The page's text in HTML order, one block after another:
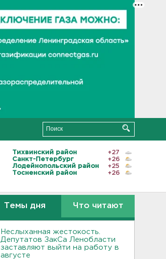
Тихвинский район
+27
Санкт-Петербург
+26
Лодейнопольский район
+25
Тосненский район
+26
Темы дня Что читают
Неслыханная жестокость.
Депутатов ЗакСа Ленобласти
заставляют выйти на работу в
августе